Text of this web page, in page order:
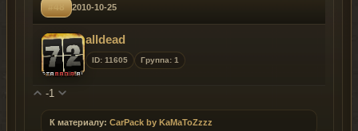
#48 2010-10-25
alldead
ID: 11605 Группа: 1
-1
К материалу: CarPack by KaMaToZzzz